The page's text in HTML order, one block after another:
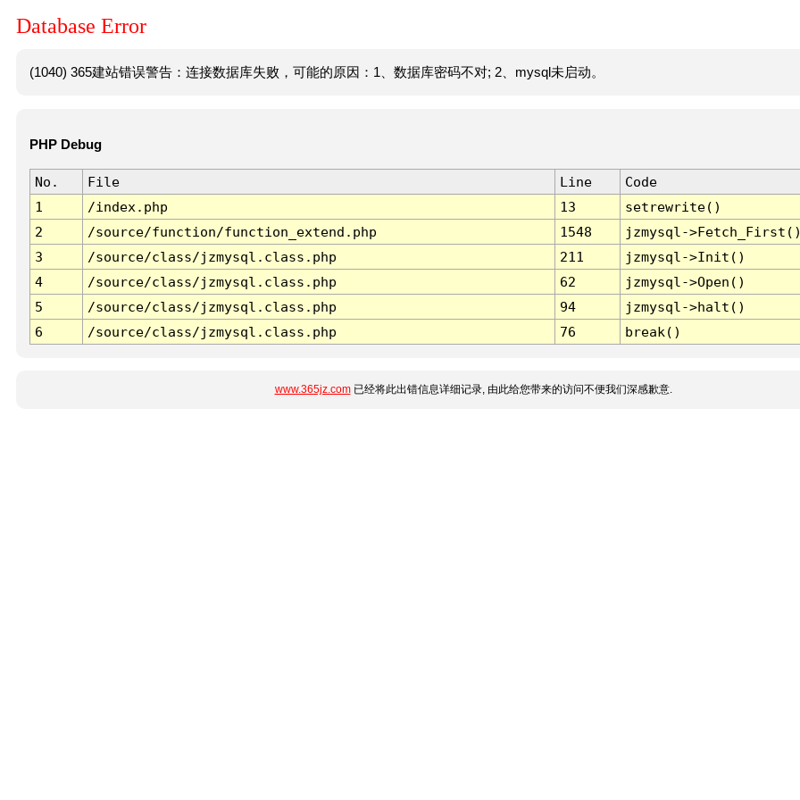
Database Error
(1040) 365建站错误警告：连接数据库失败，可能的原因：1、数据库密码不对; 2、mysql未启动。
PHP Debug
No. File Line
Code
1
/index.php 13
setrewrite()
2
/source/function/function_extend.php 1548
jzmysql-
3
/source/class/jzmysql.class.php 211
jzmysql->Init()
4
/source/class/jzmysql.class.php 62
jzmysql->Open()
5
/source/class/jzmysql.class.php 94
jzmysql->halt()
6
/source/class/jzmysql.class.php 76 break()
www.365jz.com已经将此出错信息详细记录, 由此给您带来的访问不便我们深感歉意.